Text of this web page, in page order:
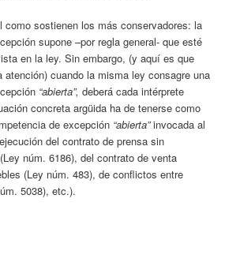
sostienen los más conservadores: la
supone –por regla general- que esté
en la ley. Sin embargo, (y aquí es que
atención) cuando la misma ley consagre una
“abierta”,deberá cada intérprete
concreta argüida ha de tenerse como
de excepción “abierta”invocada al
del contrato de prensa sin
núm. 6186), del contrato de venta
(Ley núm. 483), de conflictos entre
5038), etc.).